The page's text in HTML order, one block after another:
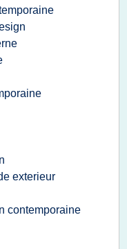
exterieur
contemporaine